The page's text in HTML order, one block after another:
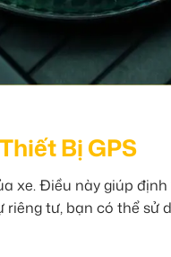
Bị GPS
xe. Điều này giúp
tư, bạn có thể sử